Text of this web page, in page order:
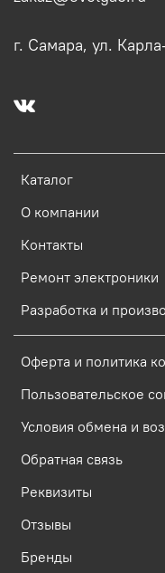
Каталог
О компании
Контакты
Ремонт электроники
Разработка и
Оферта и политика
Пользовательское
Условия обмена и
Обратная связь
Реквизиты
Отзывы
Бренды
г. Самара, ул.